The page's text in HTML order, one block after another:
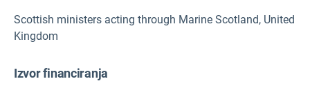
Scottish ministers acting through Marine Scotland, United
Kingdom
Izvor financiranja